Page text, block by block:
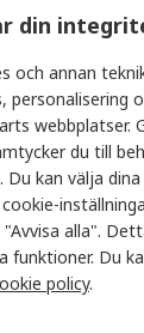
din
och annan
personalisering
webbplatser.
du till
Du kan välja
alla".
funktioner. Du
policy.